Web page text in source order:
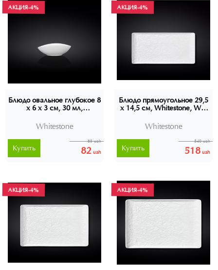
АКЦИЯ-4%
Блюдо овальное глубокое 8
x 6 x 3 см, 30 мл,
661517
Whitestone
82 uah
85 uah
Купить
АКЦИЯ-4%
Блюдо прямоугольное 29,5
x 14,5 см, Whitestone, WL-
Whitestone
518 uah
540 uah
Купить
АКЦИЯ-4% АКЦИЯ-4%